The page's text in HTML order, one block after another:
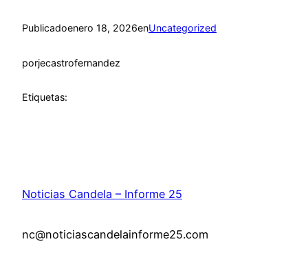
Publicadoenero 18, 2026enUncategorized
porjecastrofernandez
Etiquetas:
Noticias Candela – Informe 25
nc@noticiascandelainforme25.com